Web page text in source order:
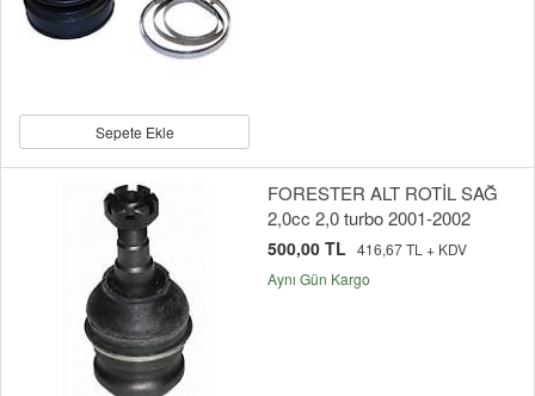
Sepete Ekle
FORESTER ALT ROTİL SAĞ
2,0cc 2,0 turbo 2001-2002
500,00 TL 416,67 TL + KDV
Aynı Gün Kargo